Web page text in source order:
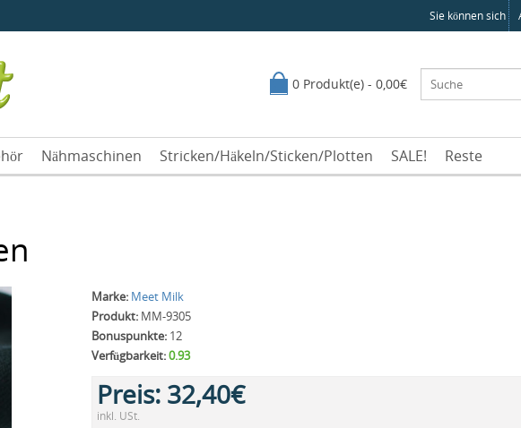
Sie können sich
0 Produkt(e) - 0,00€
Nähmaschinen Stricken/Häkeln/Sticken/Plotten SALE! Reste
Marke: Meet Milk
Produkt:MM-9305
Bonuspunkte:12
Verfügbarkeit:0.93
Preis: 32,40€
inkl. USt.